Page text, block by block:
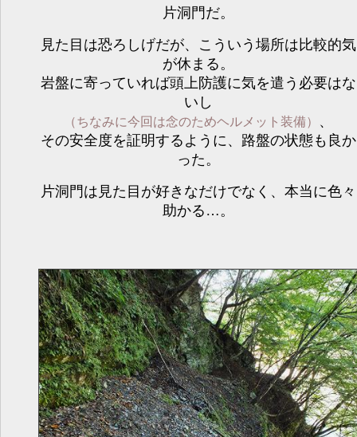
片洞門だ。
見た目は恐ろしげだが、こういう場所は比較的気
が休まる。
岩盤に寄っていれば頭上防護に気を遣う必要はな
いし
（ちなみに今回は念のためヘルメット装備）
、
その安全度を証明するように、路盤の状態も良か
った。
片洞門は見た目が好きなだけでなく、本当に色々
助かる…。